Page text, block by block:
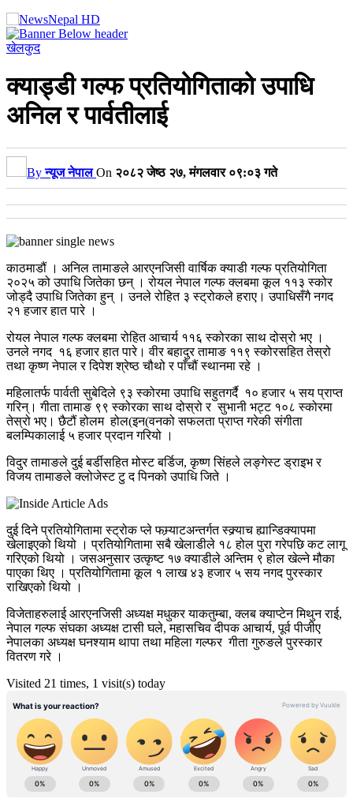
खेलकुद
क्याड्डी गल्फ प्रतियोगिताको उपाधि
अनिल र पार्वतीलाई
Byन्यूज नेपाल On २०८२ जेष्ठ २७, मंगलवार ०९:०३ गते
काठमाडौं । अनिल तामाङले आरएनजिसी वार्षिक क्याडी गल्फ प्रतियोगिता
२०२५ को उपाधि जितेका छन् । रोयल नेपाल गल्फ क्लबमा कूल ११३ स्कोर
जोड्दै उपाधि जितेका हुन् । उनले रोहित ३ स्ट्रोकले हराए। उपाधिसँगै नगद
२१ हजार हात पारे ।
रोयल नेपाल गल्फ क्लबमा रोहित आचार्य ११६ स्कोरका साथ दोस्रो भए ।
उनले नगद १६ हजार हात पारे। वीर बहादुर तामाङ ११९ स्कोरसहित तेस्रो
तथा कृष्ण नेपाल र दिपेश श्रेष्ठ चौथो र पाँचौं स्थानमा रहे ।
महिलातर्फ पार्वती सुबेदिले ९३ स्कोरमा उपाधि सहुतगर्दै १० हजार ५ सय प्राप्त
गरिन्। गीता तामाङ ९९ स्कोरका साथ दोस्रो र सुभानी भट्ट १०८ स्कोरमा
तेस्रो भए। छैटौं होलम होल(इन(वनको सफलता प्राप्त गरेकी संगीता
बलम्पिकालाई ५ हजार प्रदान गरियो ।
विदुर तामाङले दुई बर्डीसहित मोस्ट बर्डिज, कृष्ण सिंहले लङ्गेस्ट ड्राइभ र
विजय तामाङले क्लोजेस्ट टु द पिनको उपाधि जिते ।
दुई दिने प्रतियोगितामा स्ट्रोक प्ले फम्र्याटअन्तर्गत स्क्र्याच ह्यान्डिक्यापमा
खेलाइएको थियो । प्रतियोगितामा सबै खेलाडीले १८ होल पुरा गरेपछि कट लागू
गरिएको थियो । जसअनुसार उत्कृष्ट १७ क्याडीले अन्तिम ९ होल खेल्ने मौका
पाएका थिए । प्रतियोगितामा कूल १ लाख ४३ हजार ५ सय नगद पुरस्कार
राखिएको थियो ।
विजेताहरुलाई आरएनजिसी अध्यक्ष मधुकर याकतुम्बा, क्लब क्याप्टेन मिथुन राई,
नेपाल गल्फ संघका अध्यक्ष टासी घले, महासचिव दीपक आचार्य, पूर्व पीजीए
नेपालका अध्यक्ष घनश्याम थापा तथा महिला गल्फर गीता गुरुङले पुरस्कार
वितरण गरे ।
Visited 21 times, 1 visit(s) today